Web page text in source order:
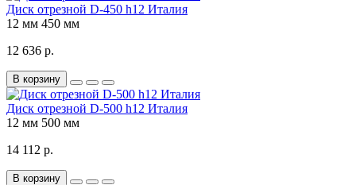
Диск отрезной D-450 h12 Италия
12 мм 450 мм
12 636 р.
В корзину
Диск отрезной D-500 h12 Италия
12 мм 500 мм
14 112 р.
В корзину